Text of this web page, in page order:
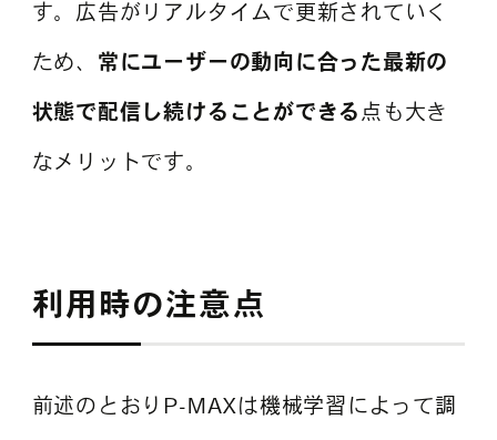
す。広告がリアルタイムで更新されていく
ため、 常にユーザーの動向に合った最新の
状態で配信し続けることができる 点も大き
なメリットです。
利用時の注意点
前述のとおりP-MAXは機械学習によって調